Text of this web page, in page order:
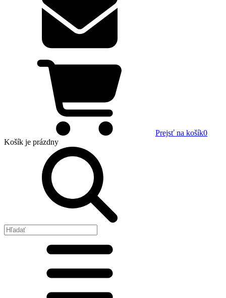
Prejsť na košík0
Košík je prázdny